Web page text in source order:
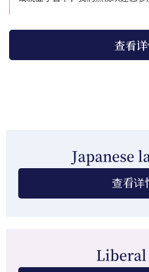
查看
Japanese
查看详